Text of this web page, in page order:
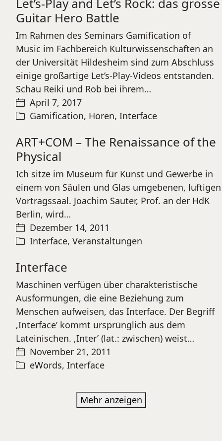
Guitar Hero Battle
Im Rahmen des Seminars Gamification of
Music im Fachbereich Kulturwissenschaften an
der Universität Hildesheim sind zum Abschluss
einige großartige Let’s-Play-Videos entstanden.
Schau Reiki und Rob bei ihrem…
April 7, 2017
Gamification, Hören, Interface
ART+COM – The Renaissance of the
Physical
Ich sitze im Museum für Kunst und Gewerbe in
einem von Säulen und Glas umgebenen, luftigen
Vortragssaal. Joachim Sauter, Prof. an der HdK
Berlin, wird…
Dezember 14, 2011
Interface, Veranstaltungen
Interface
Maschinen verfügen über charakteristische
Ausformungen, die eine Beziehung zum
Menschen aufweisen, das Interface. Der Begriff
‚Interface’ kommt ursprünglich aus dem
Lateinischen. ‚Inter’ (lat.: zwischen) weist…
November 21, 2011
eWords, Interface
Mehr anzeigen